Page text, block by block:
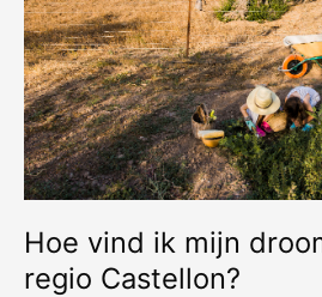
Hoe vind ik mijn
regio Castellon?